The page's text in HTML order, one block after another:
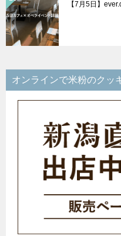
【7月5日】
オンラインで米粉のクッ